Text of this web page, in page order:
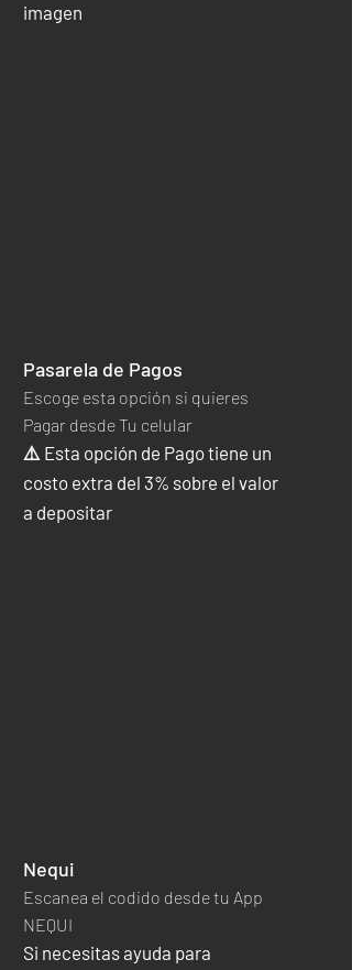
imagen
Pasarela de Pagos
Escoge esta opción si quieres
Pagar desde Tu celular
⚠️ Esta opción de Pago tiene un
costo extra del 3% sobre el valor
a depositar
Nequi
Escanea el codido desde tu App
NEQUI
Si necesitas ayuda para